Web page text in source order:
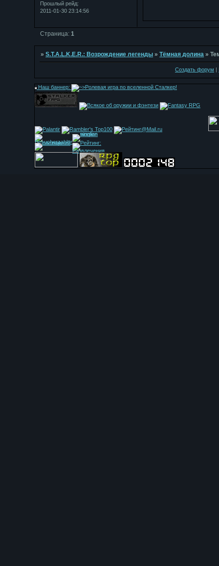
Прошлый рейд:
2011-01-30 23:14:56
Страница:1
»S.T.A.L.K.E.R.: Возрождение легенды »Тёмная долина »
Создать форум
Наш баннер: